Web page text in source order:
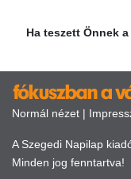
Ha teszett Önnek
Normál nézet |
A Szegedi Napilap
Minden jog fenntartva!